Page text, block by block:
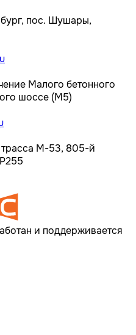
пос. Шушары,
Малого бетонного
шоссе (М5)
трасса M-53, 805-й
и поддерживается